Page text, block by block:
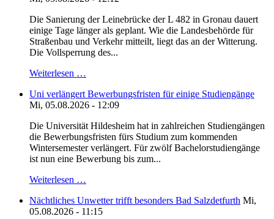
Die Sanierung der Leinebrücke der L 482 in Gronau dauert
einige Tage länger als geplant. Wie die Landesbehörde für
Straßenbau und Verkehr mitteilt, liegt das an der Witterung.
Die Vollsperrung des...
Weiterlesen …
Uni verlängert Bewerbungsfristen für einige Studiengänge
Mi, 05.08.2026 - 12:09
Die Universität Hildesheim hat in zahlreichen Studiengängen
die Bewerbungsfristen fürs Studium zum kommenden
Wintersemester verlängert. Für zwölf Bachelorstudiengänge
ist nun eine Bewerbung bis zum...
Weiterlesen …
Nächtliches Unwetter trifft besonders Bad Salzdetfurth Mi,
05.08.2026 - 11:15